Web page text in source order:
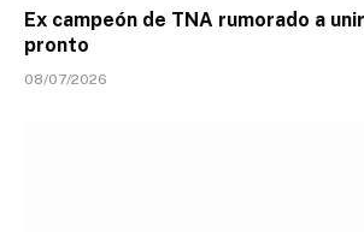
Ex campeón de TNA rumorado a
pronto
08/07/2026